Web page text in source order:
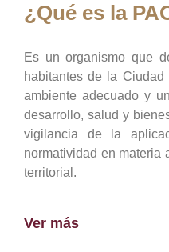
¿Qué es la
Es un organismo que
habitantes de la
ambiente adecuado y
desarrollo, salud y
vigilancia de la
normatividad en materia
territorial.
Ver más